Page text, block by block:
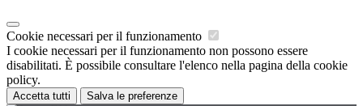
Cookie necessari per il funzionamento
I cookie necessari per il funzionamento non possono essere
disabilitati. È possibile consultare l'elenco nella pagina della cookie
policy.
Accetta tutti Salva le preferenze